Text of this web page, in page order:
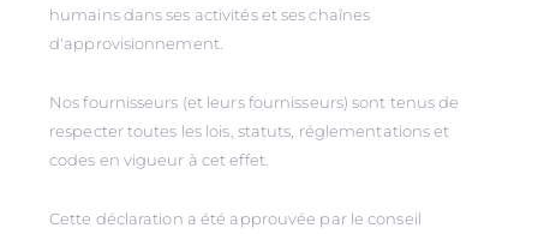
humains dans ses activités et ses chaînes
d'approvisionnement.
Nos fournisseurs (et leurs fournisseurs) sont tenus de
respecter toutes les lois, statuts, réglementations et
codes en vigueur à cet effet.
Cette déclaration a été approuvée par le conseil